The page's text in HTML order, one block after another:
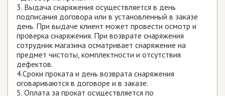
3. Выдача снаряжения осуществляется в день
подписания договора или в установленный в заказе
день. При выдаче клиент может провести осмотр и
проверка снаряжения. При возврате снаряжения
сотрудник магазина осматривает снаряжение на
предмет чистоты, комплектности и отсутствия
дефектов.
4.Сроки проката и день возврата снаряжения
оговариваются в договоре и в заказе.
5. Оплата за прокат осуществляется по